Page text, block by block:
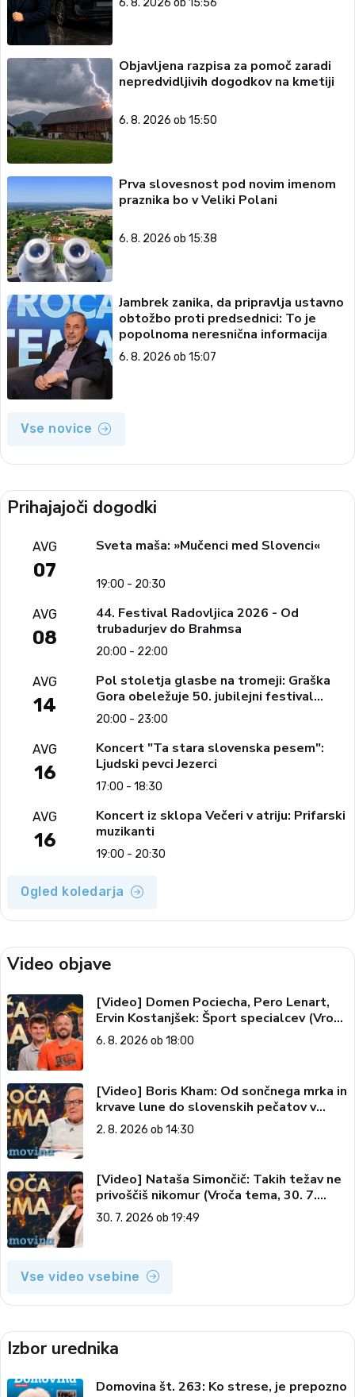
Objavljena razpisa za pomoč zaradi
nepredvidljivih dogodkov na kmetiji
6. 8. 2026 ob 15:50
Prva slovesnost pod novim imenom
praznika bo v Veliki Polani
6. 8. 2026 ob 15:38
Jambrek zanika, da pripravlja ustavno
obtožbo proti predsednici: To je
popolnoma neresnična informacija
6. 8. 2026 ob 15:07
Vse novice
Prihajajoči dogodki
AVG
07
Sveta maša: »Mučenci med Slovenci«
19:00 - 20:30
AVG
08
44. Festival Radovljica 2026 - Od
trubadurjev do Brahmsa
20:00 - 22:00
AVG
14
Pol stoletja glasbe na tromeji: Graška
Gora obeležuje 50. jubilejni festival
narodno-zabavne glasbe
20:00 - 23:00
AVG
16
Koncert "Ta stara slovenska pesem":
Ljudski pevci Jezerci
17:00 - 18:30
AVG
16
Koncert iz sklopa Večeri v atriju: Prifarski
muzikanti
19:00 - 20:30
Ogled koledarja
Video objave
[Video] Domen Pociecha, Pero Lenart,
Ervin Kostanjšek: Šport specialcev (Vroča
tema, 6. 8. 2026)
6. 8. 2026 ob 18:00
[Video] Boris Kham: Od sončnega mrka in
krvave lune do slovenskih pečatov v
vesolju (Vroča tema, 2. 8. 2026)
2. 8. 2026 ob 14:30
[Video] Nataša Simončič: Takih težav ne
privoščiš nikomur (Vroča tema, 30. 7.
2026)
30. 7. 2026 ob 19:49
Vse video vsebine
Izbor urednika
Domovina št. 263: Ko strese, je prepozno